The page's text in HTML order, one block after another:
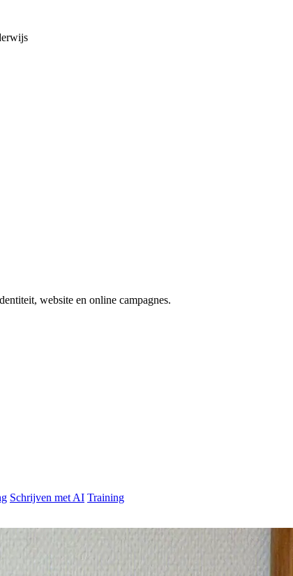
website en online campagnes.
Schrijven met AI Training